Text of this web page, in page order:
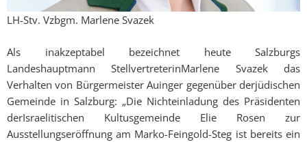
LH-Stv. Vzbgm. Marlene Svazek
Als inakzeptabel bezeichnet heute Salzburgs
Landeshauptmann StellvertreterinMarlene Svazek das
Verhalten von Bürgermeister Auinger gegenüber derjüdischen
Gemeinde in Salzburg: „Die Nichteinladung des Präsidenten
derIsraelitischen Kultusgemeinde Elie Rosen zur
Ausstellungseröffnung am Marko-Feingold-Steg ist bereits ein